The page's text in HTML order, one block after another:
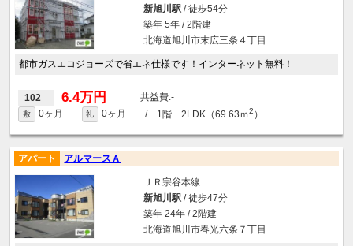
新旭川駅/ 徒歩54分
築年 5年 / 2階建
北海道旭川市末広三条４丁目
都市ガスエコジョーズで省エネ仕様です！インターネット無料！
102 6.4万円 -
敷 0ヶ月 礼 0ヶ月 / 1階 2LDK（69.63ｍ2 ）
アパート アルマースＡ
ＪＲ宗谷本線
新旭川駅/ 徒歩47分
築年 24年 / 2階建
北海道旭川市春光六条７丁目